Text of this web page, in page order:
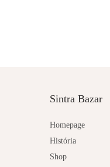
Sintra Bazar
Homepage
História
Shop